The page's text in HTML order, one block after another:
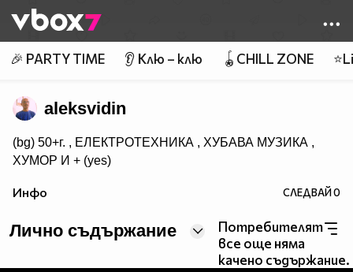
👾
🎉 PARTY TIME 👂 Клю – клю 🪀CHILL ZONE
aleksvidin
(bg) 50+г. , ЕЛЕКТРОТЕХНИКА , ХУБАВА МУЗИКА ,
ХУМОР И + (yes)
Инфо СЛЕДВАЙ0
Лично съдържание
Потребителят
все още няма
качено съдържание.